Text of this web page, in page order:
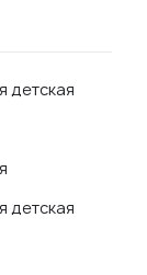
детская
детская